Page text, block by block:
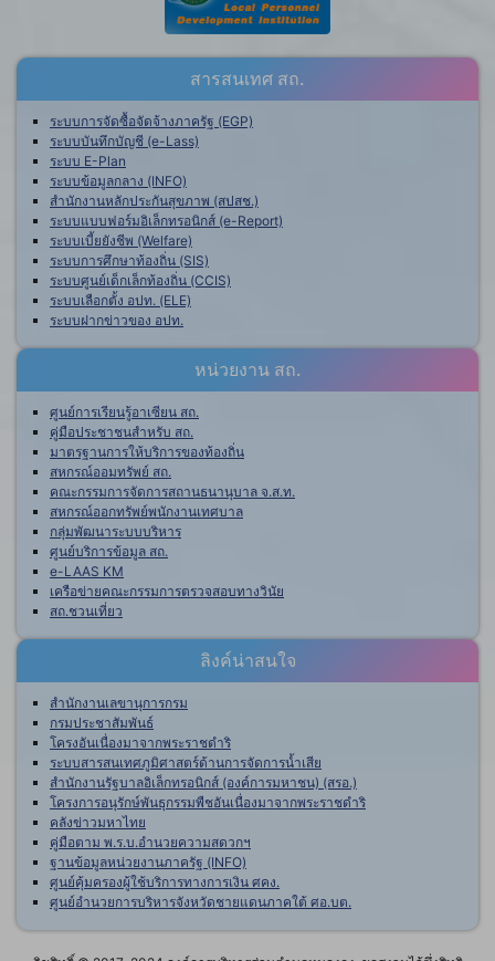
สารสนเทศ สถ.
ระบบการจัดซื้อจัดจ้างภาครัฐ (EGP)
ระบบบันทึกบัญชี (e-Lass)
ระบบ E-Plan
ระบบข้อมูลกลาง (INFO)
สำนักงานหลักประกันสุขภาพ (สปสช.)
ระบบแบบฟอร์มอิเล็กทรอนิกส์ (e-Report)
ระบบเบี้ยยังชีพ (Welfare)
ระบบการศึกษาท้องถิ่น (SIS)
ระบบศูนย์เด็กเล็กท้องถิ่น (CCIS)
ระบบเลือกตั้ง อปท. (ELE)
ระบบฝากข่าวของ อปท.
หน่วยงาน สถ.
ศูนย์การเรียนรู้อาเซียน สถ.
คู่มือประชาชนสำหรับ สถ.
มาตรฐานการให้บริการของท้องถิ่น
สหกรณ์ออมทรัพย์ สถ.
คณะกรรมการจัดการสถานธนานุบาล จ.ส.ท.
สหกรณ์ออกทรัพย์พนักงานเทศบาล
กลุ่มพัฒนาระบบบริหาร
ศูนย์บริการข้อมูล สถ.
e-LAAS KM
เครือข่ายคณะกรรมการตรวจสอบทางวินัย
สถ.ชวนเที่ยว
ลิงค์น่าสนใจ
สำนักงานเลขานุการกรม
กรมประชาสัมพันธ์
โครงอันเนื่องมาจากพระราชดำริ
ระบบสารสนเทศภูมิศาสตร์ด้านการจัดการน้ำเสีย
สำนักงานรัฐบาลอิเล็กทรอนิกส์ (องค์การมหาชน) (สรอ.)
โครงการอนุรักษ์พันธุกรรมพืชอันเนื่องมาจากพระราชดำริ
คลังข่าวมหาไทย
คู่มือตาม พ.ร.บ.อำนวยความสดวกฯ
ฐานข้อมูลหน่วยงานภาครัฐ (INFO)
ศูนย์คุ้มครองผู้ใช้บริการทางการเงิน ศคง.
ศูนย์อำนวยการบริหารจังหวัดชายแดนภาคใต้ ศอ.บต.